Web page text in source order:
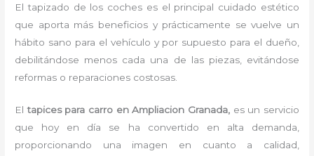
El tapizado de los coches es el principal cuidado estético
que aporta más beneficios y prácticamente se vuelve un
hábito sano para el vehículo y por supuesto para el dueño,
debilitándose menos cada una de las piezas, evitándose
reformas o reparaciones costosas.
El tapices para carro en Ampliacion Granada, es un servicio
que hoy en día se ha convertido en alta demanda,
proporcionando una imagen en cuanto a calidad,